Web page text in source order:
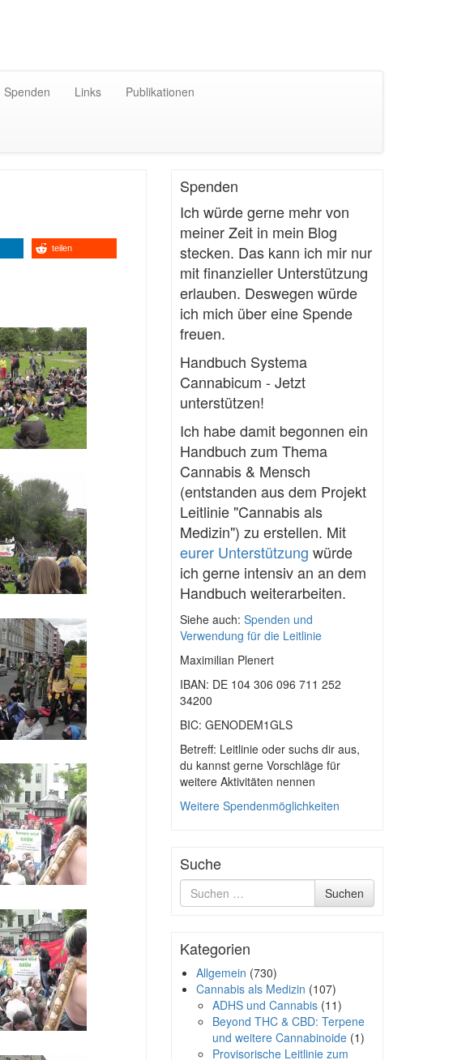
Spenden Links Publikationen
teilen
Spenden
Ich würde gerne mehr von
meiner Zeit in mein Blog
stecken. Das kann ich mir nur
mit finanzieller Unterstützung
erlauben. Deswegen würde
ich mich über eine Spende
freuen.
Handbuch Systema
Cannabicum - Jetzt
unterstützen!
Ich habe damit begonnen ein
Handbuch zum Thema
Cannabis & Mensch
(entstanden aus dem Projekt
Leitlinie "Cannabis als
Medizin") zu erstellen. Mit
eurer Unterstützung würde
ich gerne intensiv an an dem
Handbuch weiterarbeiten.
Siehe auch: Spenden und
Verwendung für die Leitlinie
Maximilian Plenert
IBAN: DE 104 306 096 711 252
34200
BIC: GENODEM1GLS
Betreff: Leitlinie oder suchs dir aus,
du kannst gerne Vorschläge für
weitere Aktivitäten nennen
Weitere Spendenmöglichkeiten
Suche
Suche
nach
Suchen
Kategorien
Allgemein (730)
Cannabis als Medizin (107)
ADHS und Cannabis(11)
Beyond THC & CBD: Terpene
und weitere Cannabinoide(1)
Provisorische Leitlinie zum